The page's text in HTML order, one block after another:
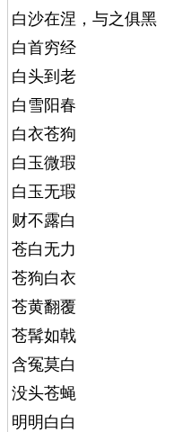
白沙在涅，与之俱黑
白首穷经
白头到老
白雪阳春
白衣苍狗
白玉微瑕
白玉无瑕
财不露白
苍白无力
苍狗白衣
苍黄翻覆
苍髯如戟
含冤莫白
没头苍蝇
明明白白